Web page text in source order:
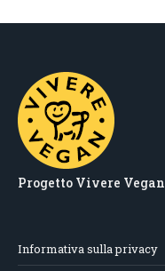
Progetto Vivere Vegan
Informativa sulla privacy